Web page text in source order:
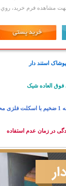
مشاهده فرم خريد، روي
استند دار
العاده شیک
در زمان عدم استفاده